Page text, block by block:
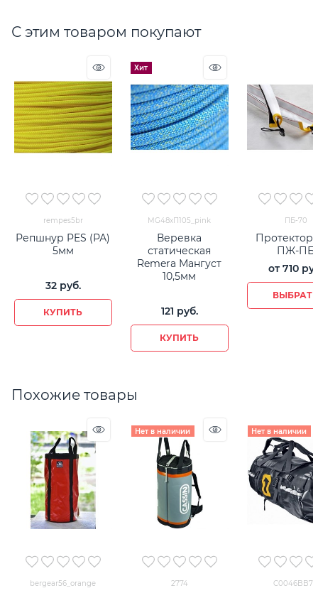
С этим товаром покупают
rempes5br
Репшнур PES (РА)
5мм
32 руб.
КУПИТЬ
Хит
MG48хП105_pink
Веревка
статическая
Remera Мангуст
10,5мм
121 руб.
КУПИТЬ
ПБ-70
Протектор
ПЖ-ПБ
от710
Похожие товары
bergear56_orange
Нет в наличии
2774
Нет в наличии
C0046BB70